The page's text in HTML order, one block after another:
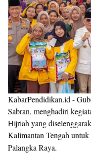
KabarPendidikan.id -
Sabran, menghadiri
Hijriah yang
Kalimantan Tengah untuk
Palangka Raya.